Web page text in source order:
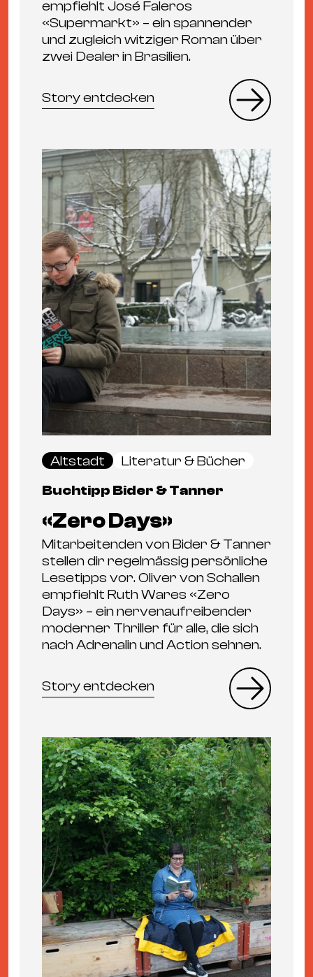
empfiehlt José Faleros
«Supermarkt» – ein spannender
und zugleich witziger Roman über
zwei Dealer in Brasilien.
Story entdecken
Altstadt
Literatur & Bücher
Buchtipp Bider & Tanner
«Zero Days»
Mitarbeitenden von Bider & Tanner
stellen dir regelmässig persönliche
Lesetipps vor. Oliver von Schallen
empfiehlt Ruth Wares «Zero
Days» – ein nervenaufreibender
moderner Thriller für alle, die sich
nach Adrenalin und Action sehnen.
Story entdecken